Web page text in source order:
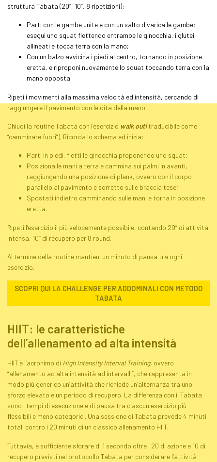
struttura Tabata (20’’, 10’’, 8 ripetizioni):
Parti con le gambe unite e con un salto divarica le gambe;
esegui uno squat flettendo entrambe le ginocchia, i glutei
allineati e tocca terra con la mano;
Con un balzo avvicina i piedi al centro, tornando in posizione
eretta, e riproponi nuovamente lo squat toccando terra con la
mano opposta.
Ripeti i movimenti alla massima velocità ed intensità, cercando di
raggiungere il pavimento con le dita della mano.
Chiudi la routineTabata con l’esercizio walk out(traducibile come
“camminare fuori”). Ricorda lo schema ed inizia:
Parti in piedi, fletti le ginocchia proponendo uno squat;
Posiziona le mani a terra e cammina sui palmi in avanti,
raggiungendo una posizione di plank, ovvero con il corpo
parallelo al pavimento e sorretto sulle braccia tese;
Spostati indietro camminando sulle mani e torna in posizione
eretta.
Ripeti l’esercizio il più velocemente possibile, contando 20’’ di attività
intensa, 10’’ di recupero per 8 round.
Al termine della routine mantieni un minuto di pausa tra ogni
esercizio.
SCOPRI QUI LA CHALLENGE PER ADDOMINALI CON METODO
TABATA
HIIT: le caratteristiche
dell’allenamento ad alta intensità
HIIT è l’acronimo di High Intensity Interval Training, ovvero
“allenamento ad alta intensità ad intervalli”, che rappresenta in
modo più generico un’attività che richiede un’alternanza tra uno
sforzo elevato e un periodo di recupero. La differenza con il Tabata
sono i tempi di esecuzione e di pausa tra ciascun esercizio più
flessibili e meno categorici. Una sessione di Tabata prevede 4 minuti
totali contro i 20 minuti di un classico allenamento HIIT.
Tuttavia, è sufficiente sforare di 1 secondo oltre i 20 di azione e 10 di
recupero previsti nel protocollo Tabata per considerare l’attività